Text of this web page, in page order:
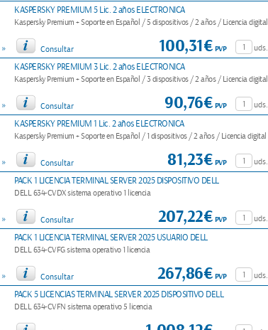
»
KASPERSKY PREMIUM 5 Lic. 2 años ELECTRONICA
Kaspersky Premium + Soporte en Español / 5 dispositivos / 2 años / Licencia digital
Consultar uds.
100,31€PVP
»
KASPERSKY PREMIUM 3 Lic. 2 años ELECTRONICA
Kaspersky Premium + Soporte en Español / 3 dispositivos / 2 años / Licencia digital
Consultar uds.
90,76€PVP
»
KASPERSKY PREMIUM 1 Lic. 2 años ELECTRONICA
Kaspersky Premium + Soporte en Español / 1 dispositivos / 2 años / Licencia digital
Consultar uds.
81,23€PVP
»
PACK 1 LICENCIA TERMINAL SERVER 2025 DISPOSITIVO DELL
DELL 634-CVDX sistema operativo 1 licencia
Consultar uds.
207,22€PVP
»
PACK 1 LICENCIA TERMINAL SERVER 2025 USUARIO DELL
DELL 634-CVFG sistema operativo 1 licencia
Consultar uds.
267,86€PVP
PACK 5 LICENCIAS TERMINAL SERVER 2025 DISPOSITIVO DELL
DELL 634-CVFN sistema operativo 5 licencia